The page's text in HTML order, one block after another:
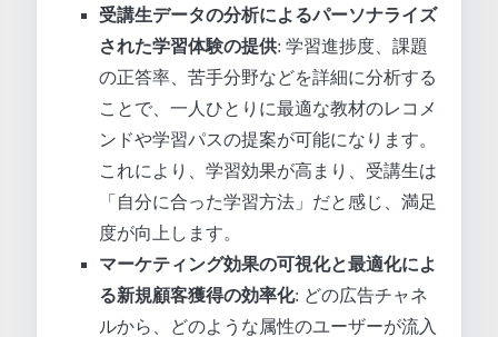
受講生データの分析によるパーソナライズ
された学習体験の提供: 学習進捗度、課題
の正答率、苦手分野などを詳細に分析する
ことで、一人ひとりに最適な教材のレコメ
ンドや学習パスの提案が可能になります。
これにより、学習効果が高まり、受講生は
「自分に合った学習方法」だと感じ、満足
度が向上します。
マーケティング効果の可視化と最適化によ
る新規顧客獲得の効率化: どの広告チャネ
ルから、どのような属性のユーザーが流入